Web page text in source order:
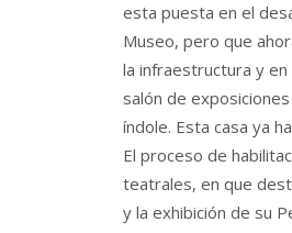
esta puesta en el
Museo, pero que
la infraestructura y en
salón de
índole. Esta casa ya
El proceso de
teatrales, en que
y la exhibición de su